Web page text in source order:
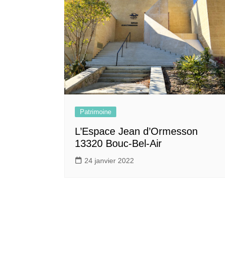
Patrimoine
L’Espace Jean d’Ormesson
13320 Bouc-Bel-Air
24 janvier 2022